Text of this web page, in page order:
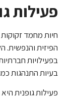
פעילות
חיות מחמד
הפיזית והנפשית.
בפעילויות
בעיות התנהגות
פעילות גופנית